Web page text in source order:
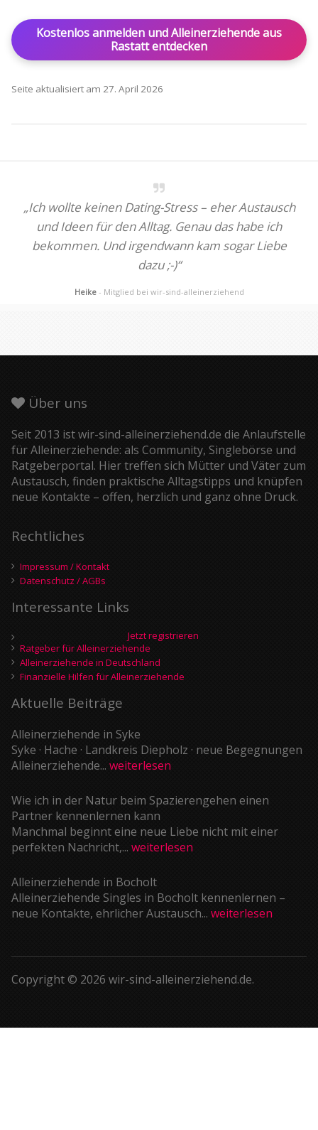
Kostenlos anmelden und Alleinerziehende aus
Rastatt entdecken
Seite aktualisiert am 27. April 2026
„Ich wollte keinen Dating-Stress – eher Austausch
und Ideen für den Alltag. Genau das habe ich
bekommen. Und irgendwann kam sogar Liebe
dazu ;-)“
Heike - Mitglied bei wir-sind-alleinerziehend
Über uns
Seit 2013 ist wir-sind-alleinerziehend.de die Anlaufstelle
für Alleinerziehende: als Community, Singlebörse und
Ratgeberportal. Hier treffen sich Mütter und Väter zum
Austausch, finden praktische Alltagstipps und knüpfen
neue Kontakte – offen, herzlich und ganz ohne Druck.
Rechtliches
Impressum / Kontakt
Datenschutz / AGBs
Interessante Links
Jetzt registrieren
Ratgeber für Alleinerziehende
Alleinerziehende in Deutschland
Finanzielle Hilfen für Alleinerziehende
Aktuelle Beiträge
Alleinerziehende in Syke
Syke · Hache · Landkreis Diepholz · neue Begegnungen
Alleinerziehende... weiterlesen
Wie ich in der Natur beim Spazierengehen einen
Partner kennenlernen kann
Manchmal beginnt eine neue Liebe nicht mit einer
perfekten Nachricht,... weiterlesen
Alleinerziehende in Bocholt
Alleinerziehende Singles in Bocholt kennenlernen –
neue Kontakte, ehrlicher Austausch... weiterlesen
Copyright © 2026 wir-sind-alleinerziehend.de.